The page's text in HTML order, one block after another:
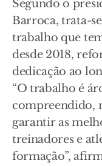
Segundo o
Barroca, trata-
trabalho que
desde 2018,
dedicação ao
“O trabalho é
compreendido,
garantir as
treinadores e
formação”,